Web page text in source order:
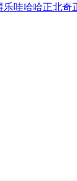
乐哇哈哈正北奇